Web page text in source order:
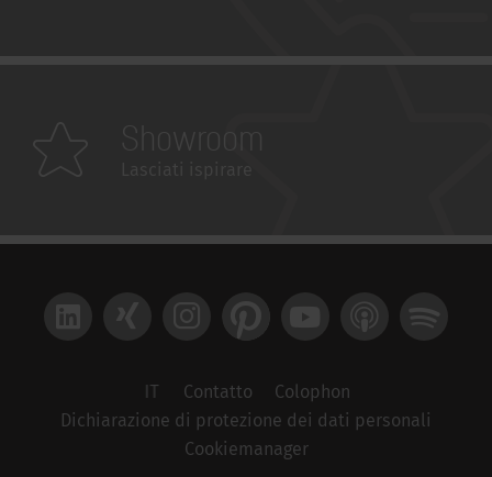
Contatto
Colophon
Dichiarazione di protezione dei dati personali
Cookiemanager
Pinterest